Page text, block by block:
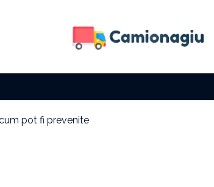
pot fi prevenite
factura la electricitate